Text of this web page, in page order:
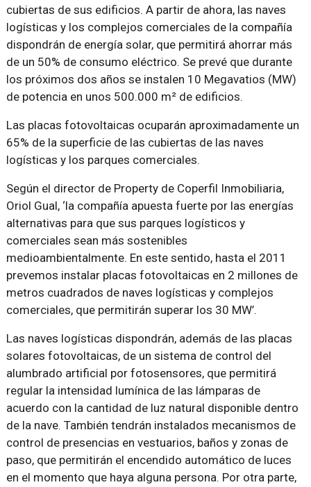
cubiertas de sus edificios. A partir de ahora, las naves
logísticas y los complejos comerciales de la compañía
dispondrán de energía solar, que permitirá ahorrar más
de un 50% de consumo eléctrico. Se prevé que durante
los próximos dos años se instalen 10 Megavatios (MW)
de potencia en unos 500.000 m² de edificios.
Las placas fotovoltaicas ocuparán aproximadamente un
65% de la superficie de las cubiertas de las naves
logísticas y los parques comerciales.
Según el director de Property de Coperfil Inmobiliaria,
Oriol Gual, ‘la compañía apuesta fuerte por las energías
alternativas para que sus parques logísticos y
comerciales sean más sostenibles
medioambientalmente. En este sentido, hasta el 2011
prevemos instalar placas fotovoltaicas en 2 millones de
metros cuadrados de naves logísticas y complejos
comerciales, que permitirán superar los 30 MW’.
Las naves logísticas dispondrán, además de las placas
solares fotovoltaicas, de un sistema de control del
alumbrado artificial por fotosensores, que permitirá
regular la intensidad lumínica de las lámparas de
acuerdo con la cantidad de luz natural disponible dentro
de la nave. También tendrán instalados mecanismos de
control de presencias en vestuarios, baños y zonas de
paso, que permitirán el encendido automático de luces
en el momento que haya alguna persona. Por otra parte,